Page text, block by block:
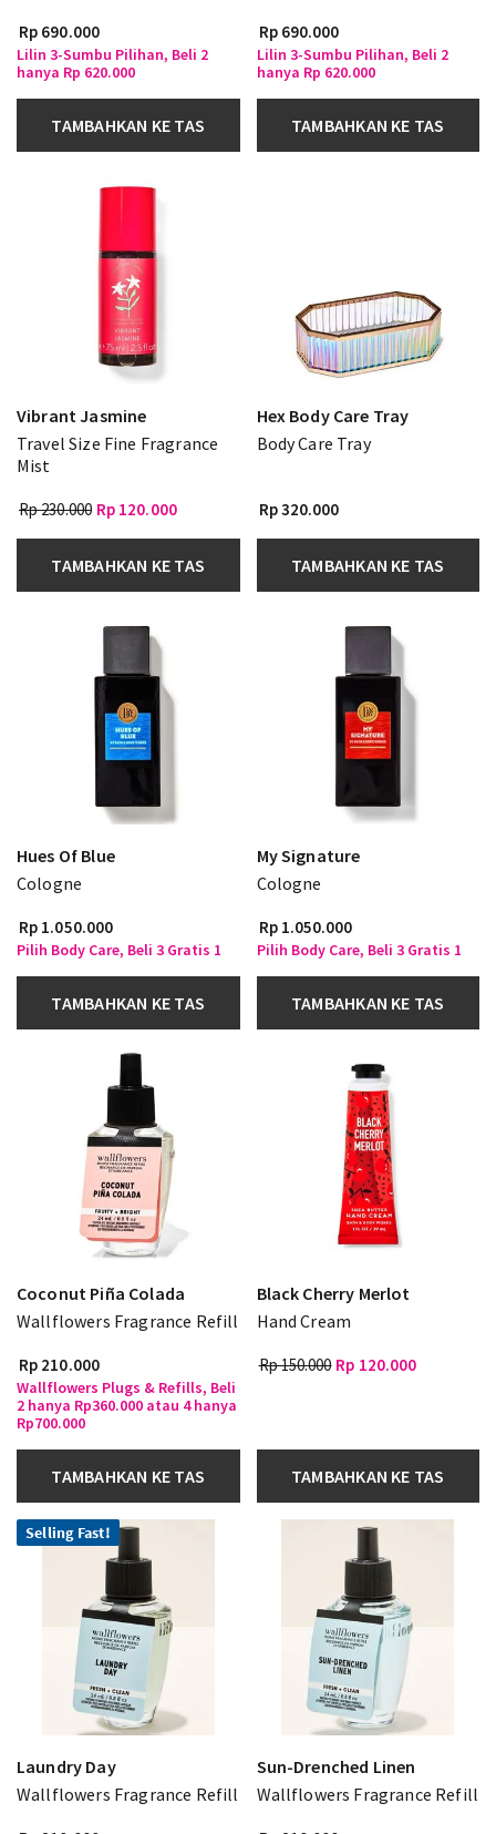
Rp 690.000
Lilin 3-Sumbu Pilihan, Beli 2
hanya Rp 620.000
TAMBAHKAN KE TAS
Rp 690.000
Lilin 3-Sumbu Pilihan, Beli 2
hanya Rp 620.000
TAMBAHKAN KE TAS
Vibrant Jasmine
Travel Size Fine Fragrance
Mist
Rp 230.000 Rp 120.000
TAMBAHKAN KE TAS
Hex Body Care Tray
Body Care Tray
Rp 320.000
TAMBAHKAN KE TAS
Hues Of Blue
Cologne
Rp 1.050.000
Pilih Body Care, Beli 3 Gratis 1
TAMBAHKAN KE TAS
My Signature
Cologne
Rp 1.050.000
Pilih Body Care, Beli 3 Gratis 1
TAMBAHKAN KE TAS
Coconut Piña Colada
Wallflowers Fragrance Refill
Rp 210.000
Wallflowers Plugs & Refills, Beli
2 hanya Rp360.000 atau 4 hanya
Rp700.000
TAMBAHKAN KE TAS
Black Cherry Merlot
Hand Cream
Rp 150.000 Rp 120.000
TAMBAHKAN KE TAS
Selling Fast!
Laundry Day
Wallflowers Fragrance Refill
Sun-Drenched Linen
Wallflowers Fragrance Refill